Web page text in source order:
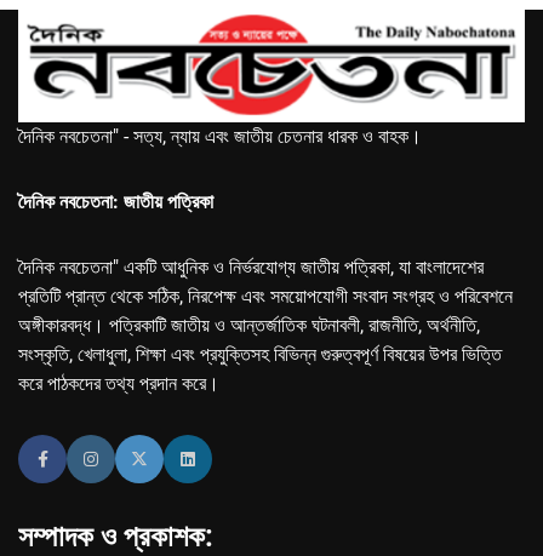
দৈনিক নবচেতনা" - সত্য, ন্যায় এবং জাতীয় চেতনার ধারক ও বাহক।
দৈনিক নবচেতনা: জাতীয় পত্রিকা
দৈনিক নবচেতনা" একটি আধুনিক ও নির্ভরযোগ্য জাতীয় পত্রিকা, যা বাংলাদেশের
প্রতিটি প্রান্ত থেকে সঠিক, নিরপেক্ষ এবং সময়োপযোগী সংবাদ সংগ্রহ ও পরিবেশনে
অঙ্গীকারবদ্ধ। পত্রিকাটি জাতীয় ও আন্তর্জাতিক ঘটনাবলী, রাজনীতি, অর্থনীতি,
সংস্কৃতি, খেলাধুলা, শিক্ষা এবং প্রযুক্তিসহ বিভিন্ন গুরুত্বপূর্ণ বিষয়ের উপর ভিত্তি
করে পাঠকদের তথ্য প্রদান করে।
সম্পাদক ও প্রকাশক: